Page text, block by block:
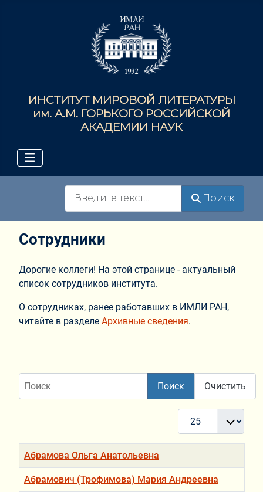
ИНСТИТУТ МИРОВОЙ ЛИТЕРАТУРЫ
им. А.М. ГОРЬКОГО РОССИЙСКОЙ
АКАДЕМИИ НАУК
Поиск
Сотрудники
Дорогие коллеги! На этой странице - актуальный
список сотрудников института.
О сотрудниках, ранее работавших в ИМЛИ РАН,
читайте в разделе Архивные сведения.
Поиск Очистить
Кол-во строк:
Заголовок
Абрамова Ольга Анатольевна
Абрамович (Трофимова) Мария Андреевна